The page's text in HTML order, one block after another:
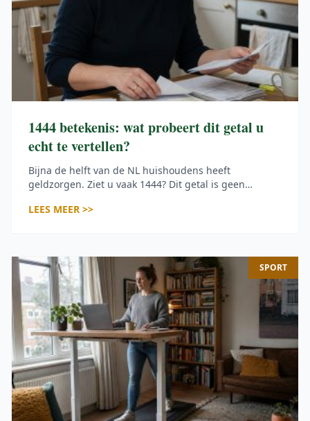
1444 betekenis: wat probeert dit getal u
echt te vertellen?
Bijna de helft van de NL huishoudens heeft
geldzorgen. Ziet u vaak 1444? Dit getal is geen
actie te komen!
LEES MEER >>
SPORT